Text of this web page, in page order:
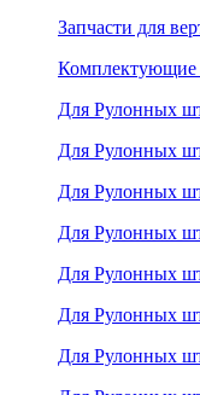
Запчасти для
Для Рулонных
Для Рулонных
Для Рулонных
Для Рулонных
Для Рулонных
Для Рулонных
Для Рулонных